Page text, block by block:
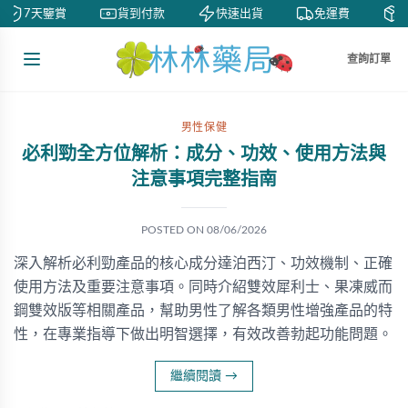
7天鑒賞 貨到付款 快速出貨 免運費 私
查詢訂單
男性保健
必利勁全方位解析：成分、功效、使用方法與
注意事項完整指南
POSTED ON 08/06/2026
深入解析必利勁產品的核心成分達泊西汀、功效機制、正確
使用方法及重要注意事項。同時介紹雙效犀利士、果凍威而
鋼雙效版等相關產品，幫助男性了解各類男性增強產品的特
性，在專業指導下做出明智選擇，有效改善勃起功能問題。
繼續閱讀 →